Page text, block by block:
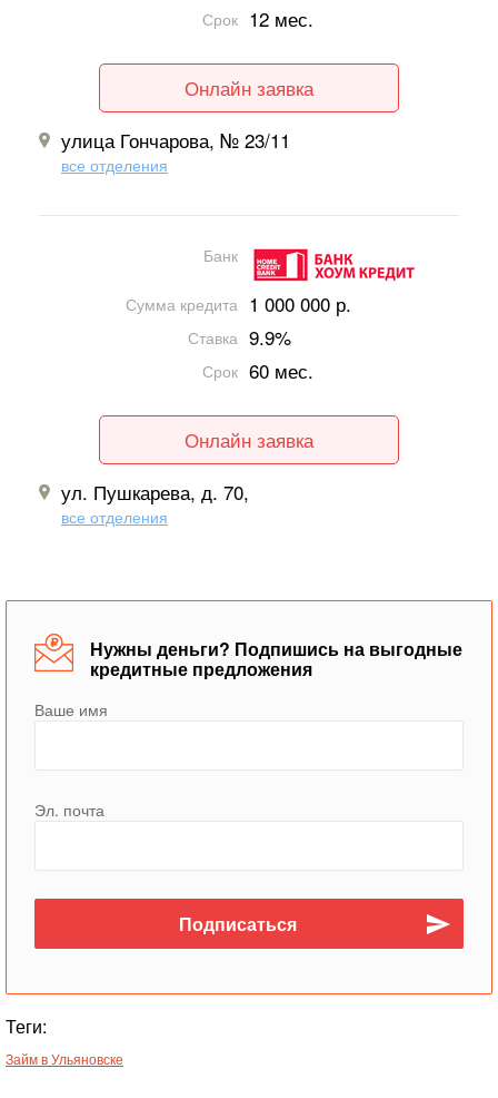
Срок 12 мес.
Онлайн заявка
улица Гончарова, № 23/11
все отделения
Банк
Сумма кредита 1 000 000 р.
Ставка 9.9%
Срок 60 мес.
Онлайн заявка
ул. Пушкарева, д. 70,
все отделения
Нужны деньги? Подпишись на выгодные
кредитные предложения
Ваше имя
Эл. почта
Теги:
Займ в Ульяновске